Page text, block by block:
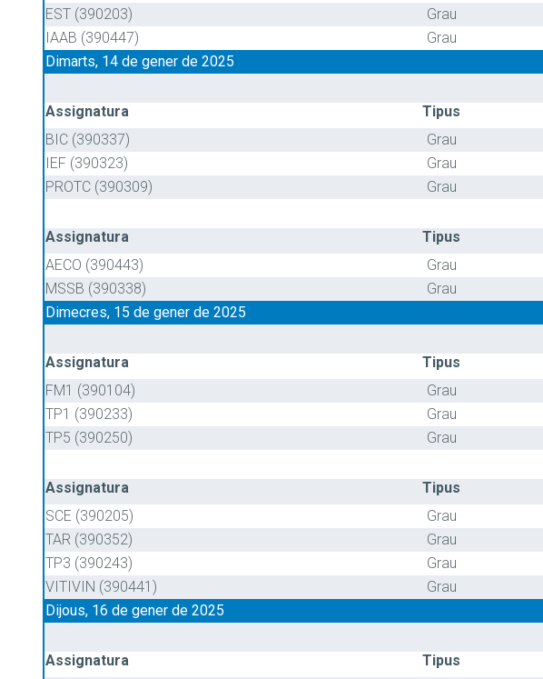
EST (390203)
Grau
IAAB (390447)
Grau
Dimarts, 14 de gener de 2025
Assignatura Tipus
BIC (390337)
Grau
IEF (390323)
Grau
PROTC (390309)
Grau
Assignatura Tipus
AECO (390443)
Grau
MSSB (390338)
Grau
Dimecres, 15 de gener de 2025
Assignatura Tipus
FM1 (390104)
Grau
TP1 (390233)
Grau
TP5 (390250)
Grau
Assignatura Tipus
SCE (390205)
Grau
TAR (390352)
Grau
TP3 (390243)
Grau
VITIVIN (390441)
Grau
Dijous, 16 de gener de 2025
Assignatura Tipus